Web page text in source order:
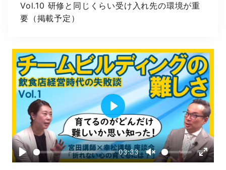
Vol.10 研修と同じくらい受け入れ先の環境が重
要（掲載予定）
03:33
P
l
a
y